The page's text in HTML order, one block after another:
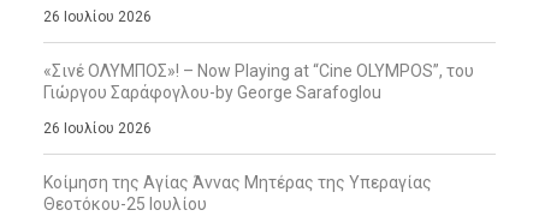
26 Ιουλίου 2026
«Σινέ ΟΛΥΜΠΟΣ»! – Now Playing at “Cine OLYMPOS”, του
Γιώργου Σαράφογλου-by George Sarafoglou
26 Ιουλίου 2026
Κοίμηση της Αγίας Άννας Μητέρας της Υπεραγίας
Θεοτόκου-25 Ιουλίου